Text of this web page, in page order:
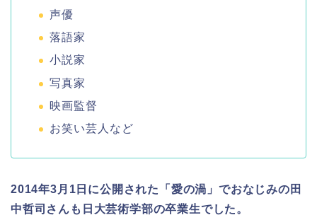
声優
落語家
小説家
写真家
映画監督
お笑い芸人など
2014年3月1日に公開された「愛の渦」でおなじみの田
中哲司さんも日大芸術学部の卒業生でした。